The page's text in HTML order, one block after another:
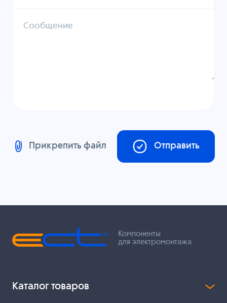
Сообщение
Прикрепить файл Отправить
Компоненты
для электромонтажа
Каталог товаров